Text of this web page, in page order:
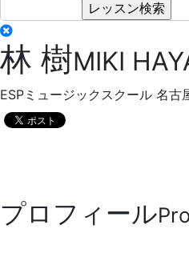
林 樹MIKI
ESPミュージックスクール 名古
プロフィール